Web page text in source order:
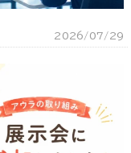
2026/07/29